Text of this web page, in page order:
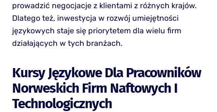
prowadzić negocjacje z klientami z różnych krajów.
Dlatego też, inwestycja w rozwój umiejętności
językowych staje się priorytetem dla wielu firm
działających w tych branżach.
Kursy Językowe Dla Pracowników
Norweskich Firm Naftowych I
Technologicznych